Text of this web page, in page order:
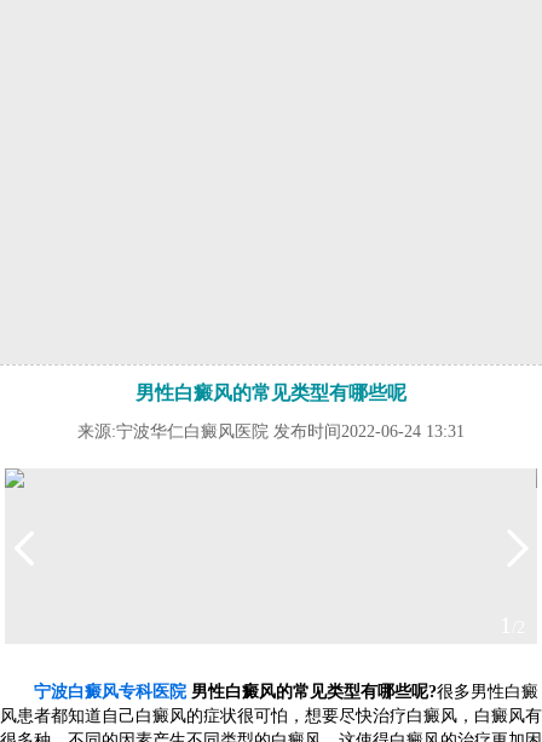
男性白癜风的常见类型有哪些呢
来源:宁波华仁白癜风医院 发布时间2022-06-24 13:31
宁波白癜风专科医院男性白癜风的常见类型有哪些呢?很多男性白癜
风患者都知道自己白癜风的症状很可怕，想要尽快治疗白癜风，白癜风有